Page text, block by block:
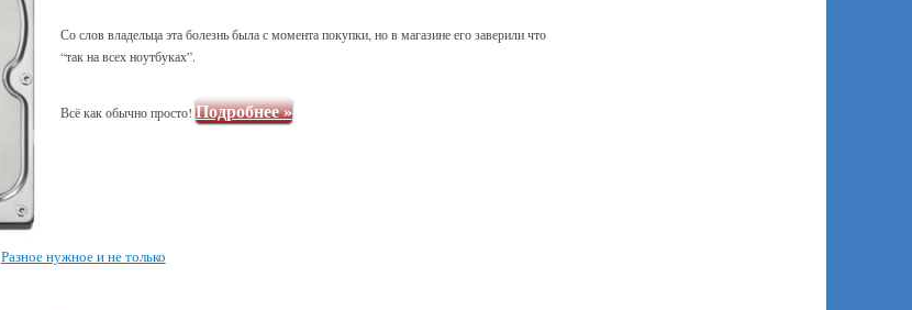
Со слов владельца эта болезнь была с момента покупки, но в магазине его заверили что
“так на всех ноутбуках”.
Всё как обычно просто! Подробнее»
Разное нужное и не только